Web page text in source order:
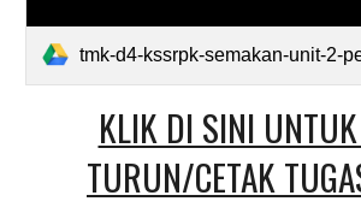
tmk-d4-kssrpk-semakan-unit-2-
KLIK DI SINI
TURUN/CETAK